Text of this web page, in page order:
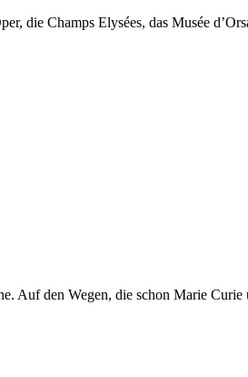
die Champs Elysées, das Musée
Auf den Wegen, die schon Marie